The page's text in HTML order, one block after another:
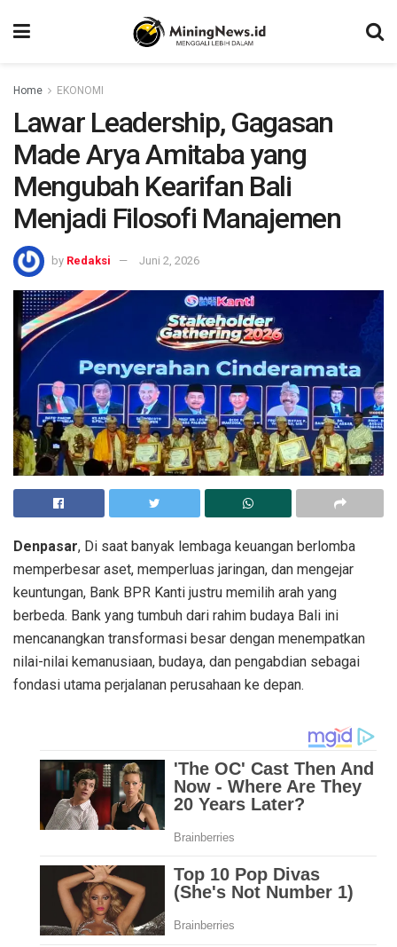
Home EKONOMI
Lawar Leadership, Gagasan
Made Arya Amitaba yang
Mengubah Kearifan Bali
Menjadi Filosofi Manajemen
by Redaksi Juni 2, 2026
Direktur Utama BPR Kanti Made Arya Amitaba menyampaikan paparan
transformasi budaya perusahaan menuju Community Bank dalam Stakeholder
Denpasar, Di saat banyak lembaga keuangan berlomba
memperbesar aset, memperluas jaringan, dan mengejar
keuntungan, Bank BPR Kanti justru memilih arah yang
berbeda. Bank yang tumbuh dari rahim budaya Bali ini
mencanangkan transformasi besar dengan menempatkan
nilai-nilai kemanusiaan, budaya, dan pengabdian sebagai
fondasi utama perjalanan perusahaan ke depan.